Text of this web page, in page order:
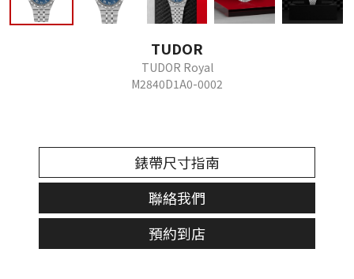
TUDOR
TUDOR Royal
M2840D1A0-0002
錶帶尺寸指南
聯絡我們
預約到店